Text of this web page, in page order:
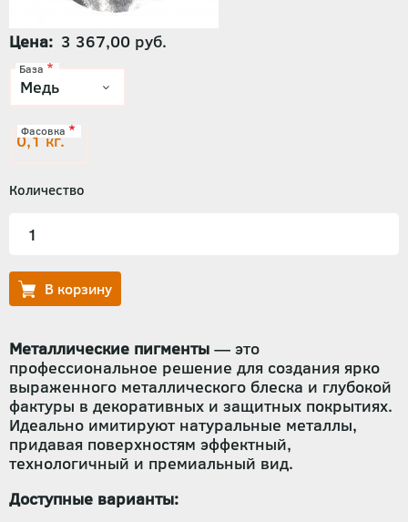
Цена 3 367,00 руб.
База
Фасовка
0,1 кг.
Количество
Металлические пигменты — это
профессиональное решение для создания ярко
выраженного металлического блеска и глубокой
фактуры в декоративных и защитных покрытиях.
Идеально имитируют натуральные металлы,
придавая поверхностям эффектный,
технологичный и премиальный вид.
Доступные варианты: